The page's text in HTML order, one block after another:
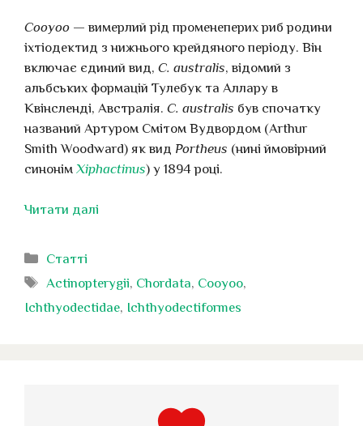
Cooyoo — вимерлий рід променеперих риб родини
іхтіодектид з нижнього крейдяного періоду. Він
включає єдиний вид, C. australis, відомий з
альбських формацій Тулебук та Аллару в
Квінсленді, Австралія. C. australis був спочатку
названий Артуром Смітом Вудвордом (Arthur
Smith Woodward) як вид Portheus (нині ймовірний
синонім Xiphactinus) у 1894 році.
Читати далі
Категорії
Статті
Позначки
Actinopterygii, Chordata, Cooyoo,
Ichthyodectidae, Ichthyodectiformes